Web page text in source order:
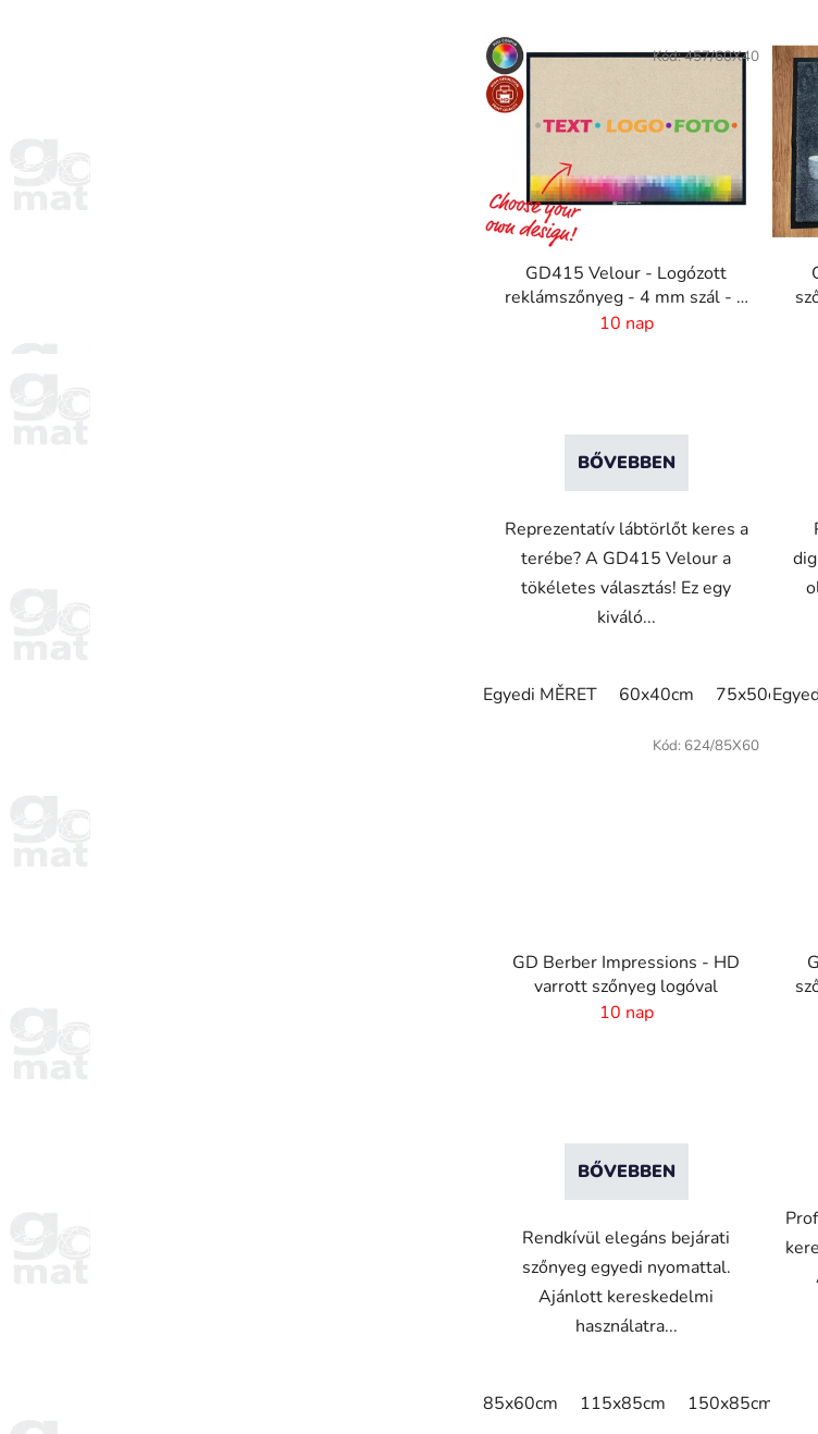
GD415 Velour - Logózott
reklámszőnyeg - 4 mm szál - 2
cm Gumiszél
10 nap
BŐVEBBEN
Reprezentatív lábtörlőt keres a
terébe? A GD415 Velour a
tökéletes választás! Ez egy
kiváló...
Egyedi MĚRET 60x40cm 75x50cm
Kód:457/60X40
GD Berber Impressions - HD
varrott szőnyeg logóval
10 nap
BŐVEBBEN
Rendkívül elegáns bejárati
szőnyeg egyedi nyomattal.
Ajánlott kereskedelmi
használatra...
85x60cm 115x85cm 150x85cm
Kód: 624/85X60